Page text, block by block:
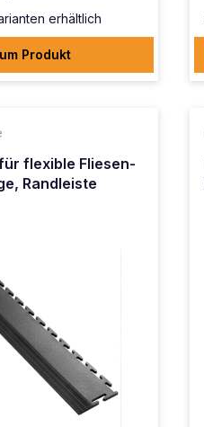
erhältlich
Produkt
flexible Fliesen-
Randleiste